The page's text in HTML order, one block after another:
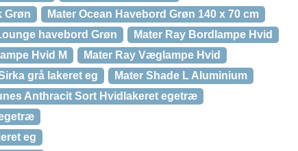
Grøn
Mater Ocean Havebord Grøn 140 x 70 cm
havebord Grøn
Mater Ray Bordlampe Hvid
Hvid M
Mater Ray Væglampe Hvid
grå lakeret eg
Mater Shade L Aluminium
Anthracit Sort Hvidlakeret egetræ
eg